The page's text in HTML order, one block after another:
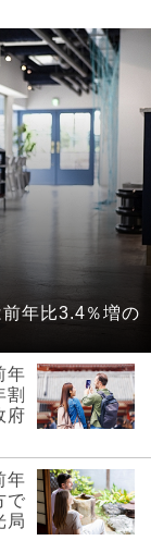
年比3.4％増の
年
割
府
年
で
局